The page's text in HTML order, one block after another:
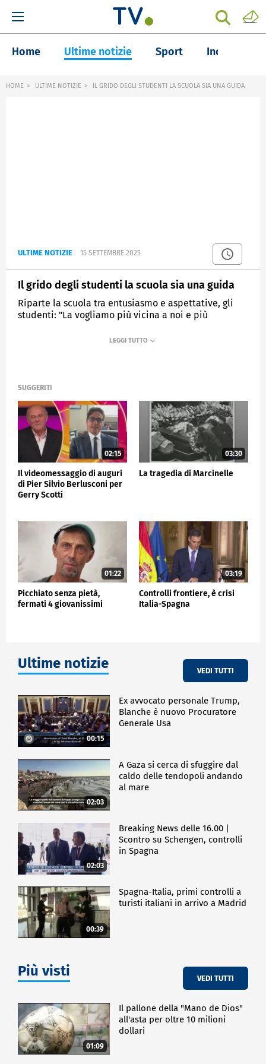
Home Ultime notizie Sport Inchieste
HOME ULTIME NOTIZIE IL GRIDO DEGLI STUDENTI LA SCUOLA SIA UNA GUIDA
ULTIME NOTIZIE 15 SETTEMBRE 2025
Il grido degli studenti la scuola sia una guida
Riparte la scuola tra entusiasmo e aspettative, gli
studenti: "La vogliamo più vicina a noi e più
SUGGERITI
02:15
Il videomessaggio di auguri
di Pier Silvio Berlusconi per
Gerry Scotti
03:30
La tragedia di Marcinelle
01:22
Picchiato senza pietà,
fermati 4 giovanissimi
03:19
Controlli frontiere, è crisi
Italia-Spagna
Ultime notizie VEDI TUTTI
00:15
Ex avvocato personale Trump,
Blanche è nuovo Procuratore
Generale Usa
02:03
A Gaza si cerca di sfuggire dal
caldo delle tendopoli andando
al mare
02:03
Breaking News delle 16.00 |
Scontro su Schengen, controlli
in Spagna
00:39
Spagna-Italia, primi controlli a
turisti italiani in arrivo a Madrid
Più visti VEDI TUTTI
01:09
Il pallone della "Mano de Dios"
all'asta per oltre 10 milioni
dollari